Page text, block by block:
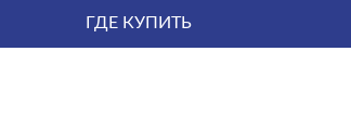
ГДЕ КУПИТЬ